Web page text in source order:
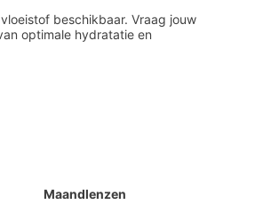
beschikbaar. Vraag jouw
optimale hydratatie en
Maandlenzen